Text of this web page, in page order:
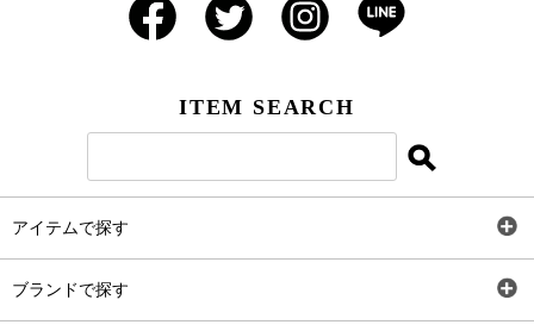
ITEM SEARCH
アイテムで探す
ブランドで探す